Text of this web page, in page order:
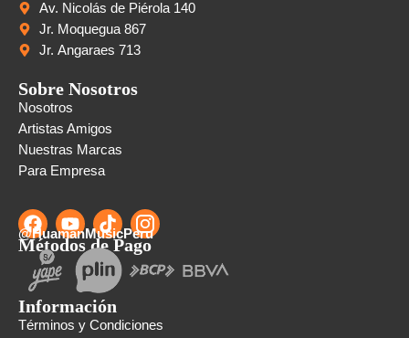
Av. Nicolás de Piérola 140
Jr. Moquegua 867
Jr. Angaraes 713
Sobre Nosotros
Nosotros
Artistas Amigos
Nuestras Marcas
Para Empresa
@HuamanMusicPeru
Métodos de Pago
Información
Términos y Condiciones